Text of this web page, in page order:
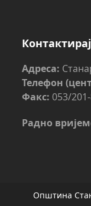
Адреса:
Телефон
Факс: 053/
Радно
Општина